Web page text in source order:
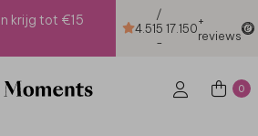
krijg tot €15
4.51
/
5
-
17.150+
reviews
0